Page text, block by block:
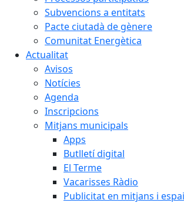
Subvencions a entitats
Pacte ciutadà de gènere
Comunitat Energètica
Actualitat
Avisos
Notícies
Agenda
Inscripcions
Mitjans municipals
Apps
Butlletí digital
El Terme
Vacarisses Ràdio
Publicitat en mitjans i